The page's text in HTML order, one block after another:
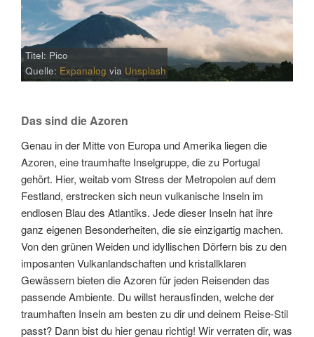
Titel: Pico
Quelle: Expanalog via Unsplash
Das sind die Azoren
Genau in der Mitte von Europa und Amerika liegen die
Azoren, eine traumhafte Inselgruppe, die zu Portugal
gehört. Hier, weitab vom Stress der Metropolen auf dem
Festland, erstrecken sich neun vulkanische Inseln im
endlosen Blau des Atlantiks. Jede dieser Inseln hat ihre
ganz eigenen Besonderheiten, die sie einzigartig machen.
Von den grünen Weiden und idyllischen Dörfern bis zu den
imposanten Vulkanlandschaften und kristallklaren
Gewässern bieten die Azoren für jeden Reisenden das
passende Ambiente. Du willst herausfinden, welche der
traumhaften Inseln am besten zu dir und deinem Reise-Stil
passt? Dann bist du hier genau richtig! Wir verraten dir, was